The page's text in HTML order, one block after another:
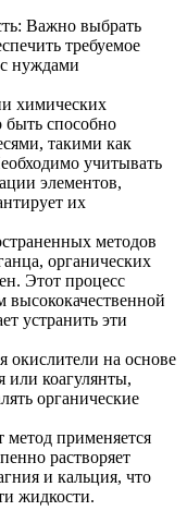
Важно выбрать
требуемое
нуждами
химических
быть способно
такими как
учитывать
элементов,
их
методов
органических
Этот процесс
высококачественной
устранить эти
окислители на основе
или коагулянты,
органические
метод применяется
растворяет
и кальция, что
жидкости.